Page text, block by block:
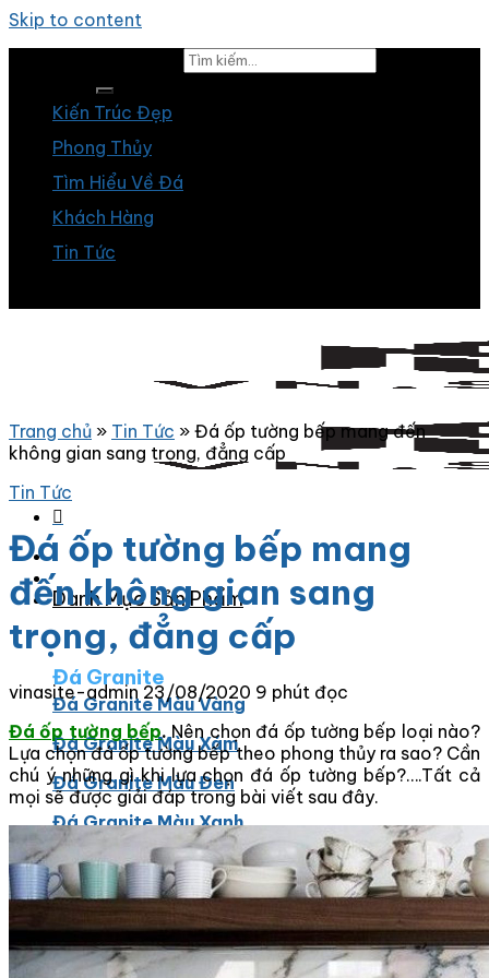
Skip to content
Kiến Trúc Đẹp
Phong Thủy
Tìm Hiểu Về Đá
Khách Hàng
Tin Tức
Danh Mục Sản Phẩm
Đá Granite
Đá Granite Màu Vàng
Đá Granite Màu Xám
Đá Granite Màu Đen
Đá Granite Màu Xanh
Đá Granite Màu Nâu
Đá Granite Màu Đỏ
Đá Travertine
Trang chủ » Tin Tức » Đá ốp tường bếp mang đến
không gian sang trọng, đẳng cấp
Tin Tức
Đá ốp tường bếp mang
đến không gian sang
trọng, đẳng cấp
vinasite-admin 23/08/2020 9 phút đọc
Đá ốp tường bếp. Nên chọn đá ốp tường bếp loại nào?
Lựa chọn đá ốp tường bếp theo phong thủy ra sao? Cần
chú ý những gì khi lựa chọn đá ốp tường bếp?….Tất cả
mọi sẽ được giải đáp trong bài viết sau đây.